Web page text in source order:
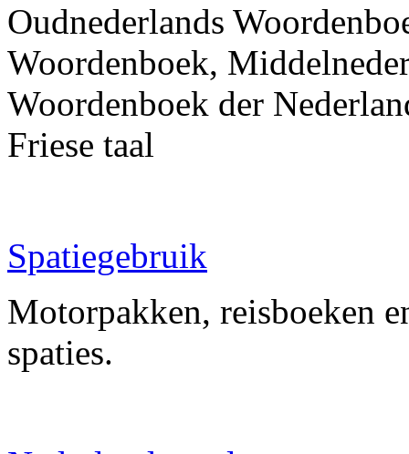
Oudnederlands
Woordenboek,
Woordenboek der
Friese taal
Spatiegebruik
Motorpakken, reisboeken
spaties.